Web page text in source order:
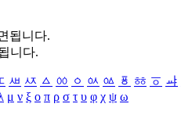
됩니다.
니다.
ㅽ ㅾ ㅿ ㆀ ㆁ ㆂ ㆃ ㆄ ㆅ ㆆ ㆇ
μ ν ξ ο π ρ σ τ υ φ χ ψ ω